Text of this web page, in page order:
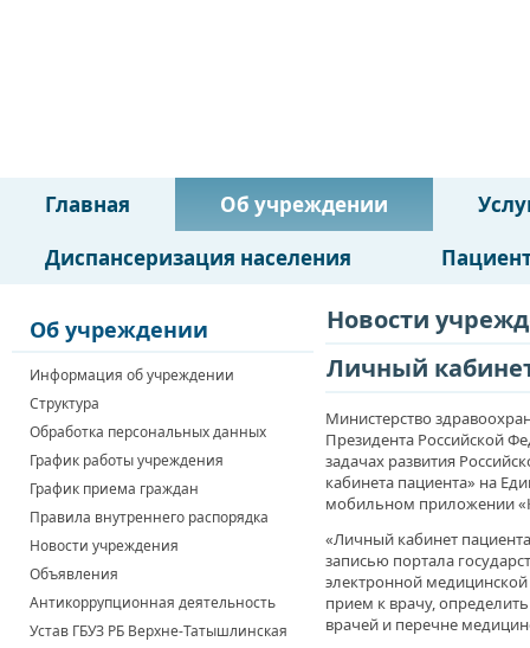
больница
Главная
Об учреждении
Диспансеризация населения
Об учреждении
Информация об учреждении
Структура
Обработка персональных данных
График работы учреждения
График приема граждан
Правила внутреннего распорядка
Новости учреждения
Объявления
Антикоррупционная деятельность
Устав ГБУЗ РБ Верхне-Татышлинская
Новости
Личный
Министерство
Президента Российской
задачах развития
кабинета пациента» на
мобильном приложении
«Личный кабинет
записью портала
электронной медицинской
прием к врачу,
врачей и перечне